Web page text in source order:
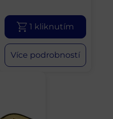
1 kliknutím
Více podrobností